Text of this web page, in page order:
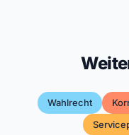
Wahlrecht